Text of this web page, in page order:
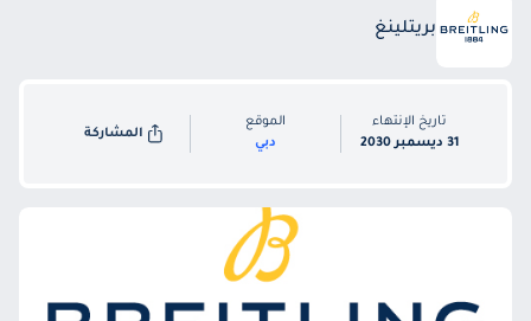
بريتلينغ
تاريخ الإنتهاء
31 ديسمبر 2030
الموقع
دبي
المشاركة